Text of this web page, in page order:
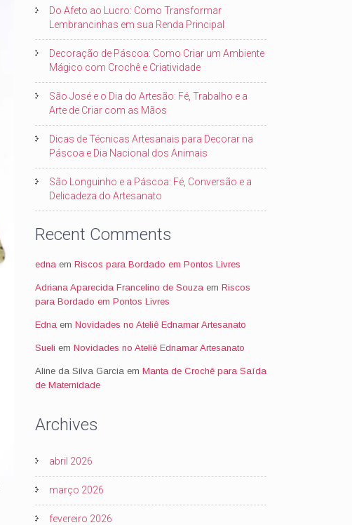
Do Afeto ao Lucro: Como Transformar
Lembrancinhas em sua Renda Principal
Decoração de Páscoa: Como Criar um Ambiente
Mágico com Crochê e Criatividade
São José e o Dia do Artesão: Fé, Trabalho e a
Arte de Criar com as Mãos
Dicas de Técnicas Artesanais para Decorar na
Páscoa e Dia Nacional dos Animais
São Longuinho e a Páscoa: Fé, Conversão e a
Delicadeza do Artesanato
Recent Comments
edna em Riscos para Bordado em Pontos Livres
Adriana Aparecida Francelino de Souza em Riscos
para Bordado em Pontos Livres
Edna em Novidades no Ateliê Ednamar Artesanato
Sueli em Novidades no Ateliê Ednamar Artesanato
Aline da Silva Garcia em Manta de Crochê para Saída
de Maternidade
Archives
abril 2026
março 2026
fevereiro 2026